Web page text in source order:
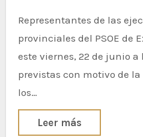
Representantes de las ejecutivas regionales y
provinciales del PSOE de
este viernes, 22 de junio
previstas con motivo de
los…
Leer más